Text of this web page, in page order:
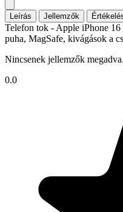
Leírás Jellemzők
Telefon tok - Apple iPhone
puha, MagSafe, kivágások a
Nincsenek jellemzők megadva.
0.0